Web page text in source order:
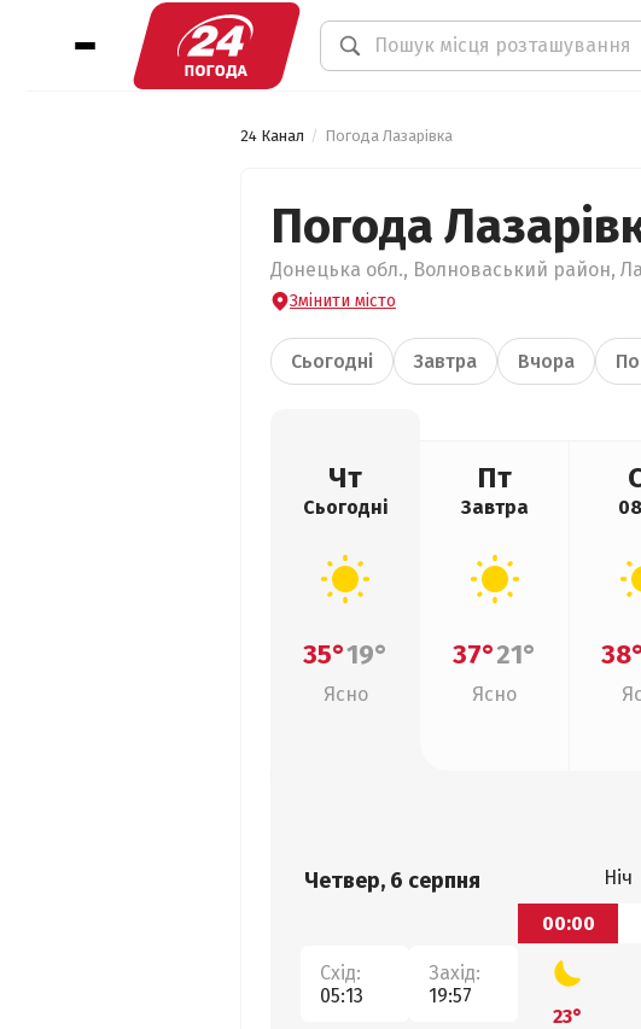
24 Канал Погода Лазарівка
Погода
Донецька обл., Волноваський район,
Змінити місто
Сьогодні Завтра Вчора
Чт
Сьогодні
35°19°
Ясно
Пт
Завтра
37°21°
Ясно
38°
Четвер, 6 серпня
Схід:
05:13
Захід:
19:57
Ніч
00:00
23°